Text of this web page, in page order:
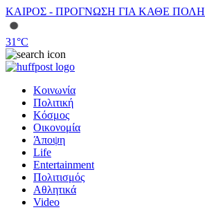
ΚΑΙΡΟΣ - ΠΡΟΓΝΩΣΗ ΓΙΑ ΚΑΘΕ ΠΟΛΗ
31°C
Κοινωνία
Πολιτική
Κόσμος
Οικονομία
Άποψη
Life
Entertainment
Πολιτισμός
Αθλητικά
Video